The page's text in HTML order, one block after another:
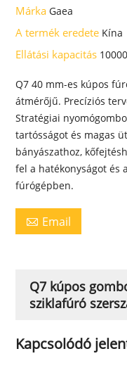
MárkaGaea
A termék eredete Kína
Ellátási kapacitás
Q7 40 mm-es kúpos
átmérőjű. Precíziós
Stratégiai
tartósságot és magas
bányászathoz,
fel a hatékonyságot és
fúrógépben.
 Email
Q7 kúpos
sziklafúró
Kapcsolódó